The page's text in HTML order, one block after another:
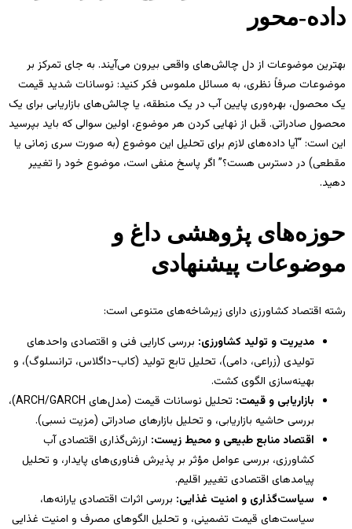
داده-محور
بهترین موضوعات از دل چالش‌های واقعی بیرون می‌آیند. به جای تمرکز بر
موضوعات صرفاً نظری، به مسائل ملموس فکر کنید: نوسانات شدید قیمت
یک محصول، بهره‌وری پایین آب در یک منطقه، یا چالش‌های بازاریابی برای یک
محصول صادراتی. قبل از نهایی کردن هر موضوع، اولین سوالی که باید بپرسید
این است: “آیا داده‌های لازم برای تحلیل این موضوع (به صورت سری زمانی یا
مقطعی) در دسترس هست؟” اگر پاسخ منفی است، موضوع خود را تغییر
دهید.
حوزه‌های پژوهشی داغ و
موضوعات پیشنهادی
رشته اقتصاد کشاورزی دارای زیرشاخه‌های متنوعی است:
مدیریت و تولید کشاورزی: بررسی کارایی فنی و اقتصادی واحدهای
تولیدی (زراعی، دامی)، تحلیل تابع تولید (کاب-داگلاس، ترانسلوگ)، و
بهینه‌سازی الگوی کشت.
بازاریابی و قیمت:
تحلیل نوسانات قیمت (مدل‌های ARCH/GARCH)،
بررسی حاشیه بازاریابی، و تحلیل بازارهای صادراتی (مزیت نسبی).
اقتصاد منابع طبیعی و محیط زیست: ارزش‌گذاری اقتصادی آب
کشاورزی، بررسی عوامل مؤثر بر پذیرش فناوری‌های پایدار، و تحلیل
پیامدهای اقتصادی تغییر اقلیم.
سیاست‌گذاری و امنیت غذایی: بررسی اثرات اقتصادی یارانه‌ها،
سیاست‌های قیمت تضمینی، و تحلیل الگوهای مصرف و امنیت غذایی